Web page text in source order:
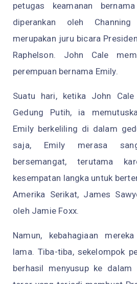
petugas keamanan
diperankan oleh
merupakan juru bicara
Raphelson. John Cale
perempuan bernama Emily.
Suatu hari, ketika John
Gedung Putih, ia
Emily berkeliling di dalam
saja, Emily merasa
bersemangat, terutama
kesempatan langka untuk
Amerika Serikat, James
oleh Jamie Foxx.
Namun, kebahagiaan
lama. Tiba-tiba, sekelompok
berhasil menyusup ke dalam